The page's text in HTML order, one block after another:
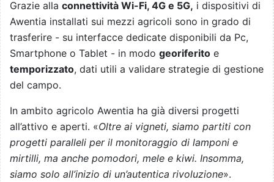
Grazie alla connettività Wi-Fi, 4G e 5G, i dispositivi di
Awentia installati sui mezzi agricoli sono in grado di
trasferire - su interfacce dedicate disponibili da Pc,
Smartphone o Tablet - in modo georiferito e
temporizzato, dati utili a validare strategie di gestione
del campo.
In ambito agricolo Awentia ha già diversi progetti
all’attivo e aperti. «Oltre ai vigneti, siamo partiti con
progetti paralleli per il monitoraggio di lamponi e
mirtilli, ma anche pomodori, mele e kiwi. Insomma,
siamo solo all’inizio di un’autentica rivoluzione».